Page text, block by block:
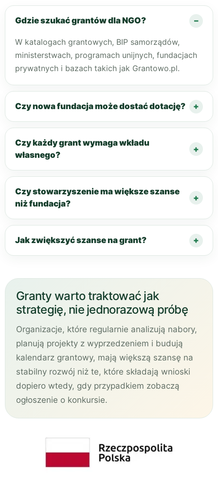
Gdzie szukać grantów dla NGO?
W katalogach grantowych, BIP samorządów,
ministerstwach, programach unijnych, fundacjach
prywatnych i bazach takich jak Grantowo.pl.
Czy nowa fundacja może dostać dotację?
Czy każdy grant wymaga wkładu
własnego?
Czy stowarzyszenie ma większe szanse
niż fundacja?
Jak zwiększyć szanse na grant?
Granty warto traktować jak
strategię, nie jednorazową próbę
Organizacje, które regularnie analizują nabory,
planują projekty z wyprzedzeniem i budują
kalendarz grantowy, mają większą szansę na
stabilny rozwój niż te, które składają wnioski
dopiero wtedy, gdy przypadkiem zobaczą
ogłoszenie o konkursie.